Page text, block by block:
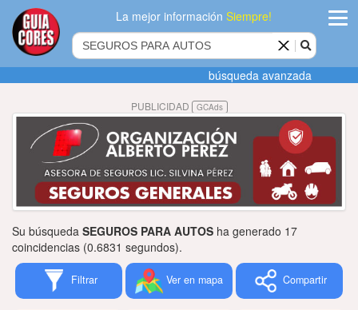
La mejor informaciónSiempre!
Agregar
empresa
Actualizar
datos
Publicidad
Tiendacores
búsqueda avanzada
PUBLICIDAD GCAds
Su búsqueda SEGUROS PARA AUTOS ha generado 17
coincidencias (0.6831 segundos).
Filtrar Ver en mapa Compartir